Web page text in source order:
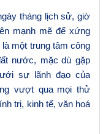
tháng lịch sử, giờ
mạnh mẽ để xứng
là một trung tâm công
nước, mặc dù gặp
sự lãnh đạo của
vượt qua mọi thử
trị, kinh tế, văn hoá